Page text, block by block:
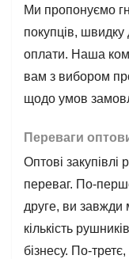
Ми пропонуємо
покупців, швидку
оплати. Наша
вам з вибором
щодо умов
Переваги
Оптові
переваг. По-
друге, ви завжди
кількість
бізнесу. По-